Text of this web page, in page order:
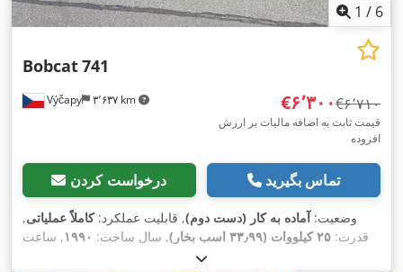
1 / 6
Výčapy ۳٬۶۳۷ km
Bobcat741
‎€۶٬۳۰۰ ‎€۶٬۷۱۰
قیمت ثابت به اضافه مالیات بر ارزش
افزوده
درخواست کردن تماس بگیرید
وضعیت:آماده به کار (دست دوم), قابلیت عملکرد:کاملاً عملیاتی,
قدرت: ۲۵ کیلووات (۳۳٫۹۹ اسب بخار) , سال ساخت: ۱۹۹۰, ساعت